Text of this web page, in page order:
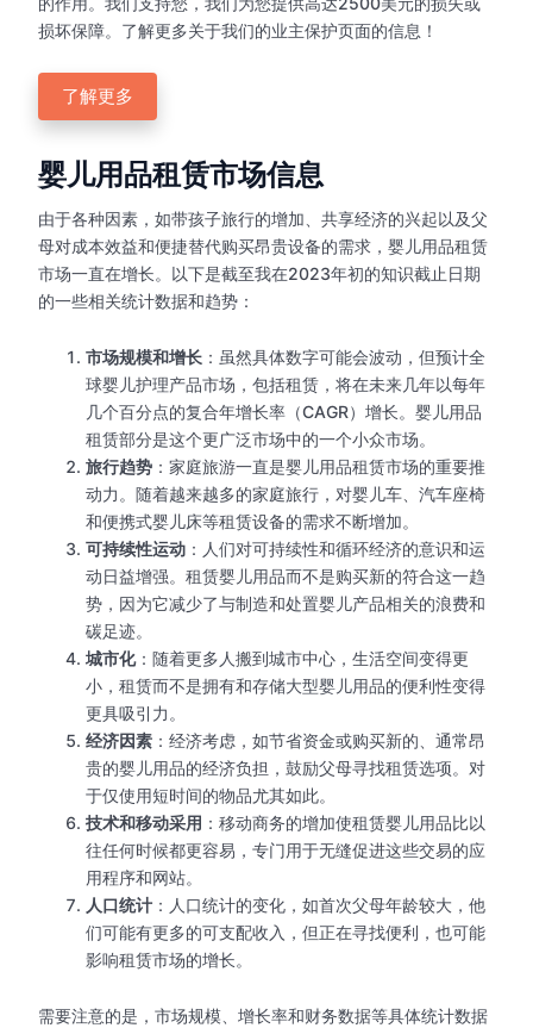
损坏保障。了解更多关于我们的业主保护页面的信息！
了解更多
婴儿用品租赁市场信息
由于各种因素，如带孩子旅行的增加、共享经济的兴起以及父
母对成本效益和便捷替代购买昂贵设备的需求，婴儿用品租赁
市场一直在增长。以下是截至我在2023年初的知识截止日期
的一些相关统计数据和趋势：
市场规模和增长 ：虽然具体数字可能会波动，但预计全
球婴儿护理产品市场，包括租赁，将在未来几年以每年
几个百分点的复合年增长率（CAGR）增长。婴儿用品
租赁部分是这个更广泛市场中的一个小众市场。
旅行趋势 ：家庭旅游一直是婴儿用品租赁市场的重要推
动力。随着越来越多的家庭旅行，对婴儿车、汽车座椅
和便携式婴儿床等租赁设备的需求不断增加。
可持续性运动 ：人们对可持续性和循环经济的意识和运
动日益增强。租赁婴儿用品而不是购买新的符合这一趋
势，因为它减少了与制造和处置婴儿产品相关的浪费和
碳足迹。
城市化：随着更多人搬到城市中心，生活空间变得更
小，租赁而不是拥有和存储大型婴儿用品的便利性变得
更具吸引力。
经济因素 ：经济考虑，如节省资金或购买新的、通常昂
贵的婴儿用品的经济负担，鼓励父母寻找租赁选项。对
于仅使用短时间的物品尤其如此。
技术和移动采用 ：移动商务的增加使租赁婴儿用品比以
往任何时候都更容易，专门用于无缝促进这些交易的应
用程序和网站。
人口统计 ：人口统计的变化，如首次父母年龄较大，他
们可能有更多的可支配收入，但正在寻找便利，也可能
影响租赁市场的增长。
需要注意的是，市场规模、增长率和财务数据等具体统计数据